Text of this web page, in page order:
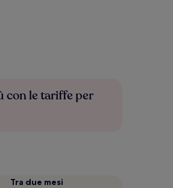
con le tariffe per
Tra due mesi